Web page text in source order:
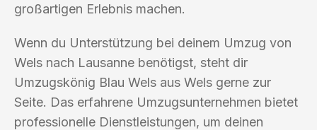
großartigen Erlebnis machen.
Wenn du Unterstützung bei deinem Umzug von
Wels nach Lausanne benötigst, steht dir
Umzugskönig Blau Wels aus Wels gerne zur
Seite. Das erfahrene Umzugsunternehmen bietet
professionelle Dienstleistungen, um deinen